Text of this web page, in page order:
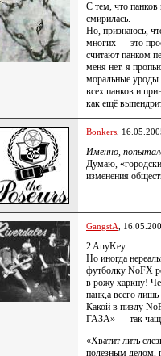
С тем, что
смирилась.
Но, признаюсь,
многих — это
считают панком
меня нет. я
моральные
всех панков и
как ещё
Bonkers ,
Именно,
Думаю,
изменения
GangstA ,
2 AnyKey
Но иногда
футболку NoFX
в рожу харкну! Че
панк,а всего
Какой в пизду
ГАЗА» — так
«Хватит лить
полезным делом,